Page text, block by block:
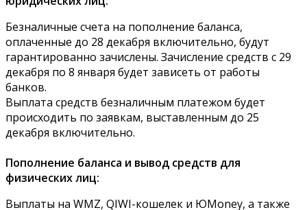
Безналичные счета на пополнение баланса,
оплаченные до 28 декабря включительно, будут
гарантированно зачислены. Зачисление средств с 29
декабря по 8 января будет зависеть от работы
банков.
Выплата средств безналичным платежом будет
происходить по заявкам, выставленным до 25
декабря включительно.
Пополнение баланса и вывод средств для
физических лиц:
Выплаты на WMZ, QIWI-кошелек и ЮMoney, а также